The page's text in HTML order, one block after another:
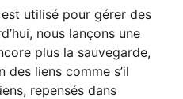
utilisé pour gérer des
nous lançons une
plus la sauvegarde,
des liens comme s’il
repensés dans